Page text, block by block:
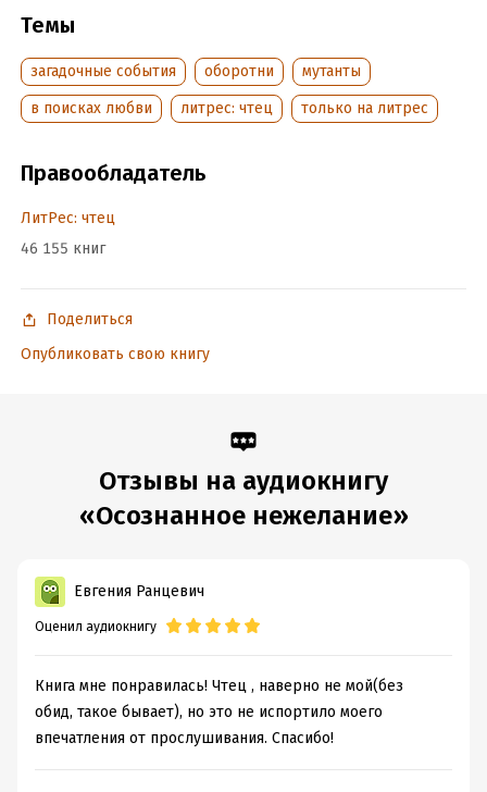
Темы
загадочные события оборотни
мутанты
в поисках любви
литрес: чтец только на литрес
Правообладатель
ЛитРес: чтец
46 155 книг
Поделиться
Опубликовать свою книгу
Отзывы на аудиокнигу
«Осознанное нежелание»
Евгения Ранцевич
Оценил аудиокнигу
Книга мне понравилась! Чтец , наверно не мой(без
обид, такое бывает), но это не испортило моего
впечатления от прослушивания. Спасибо!